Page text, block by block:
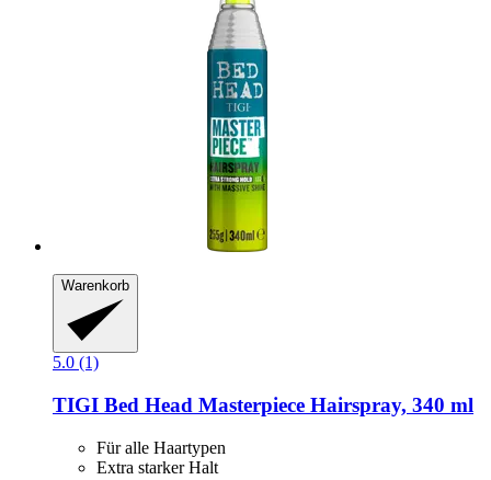
Warenkorb
5.0 (1)
TIGI Bed Head Masterpiece Hairspray, 340 ml
Für alle Haartypen
Extra starker Halt